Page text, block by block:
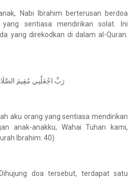
Nabi Ibrahim berterusan berdoa
sentiasa mendirikan solat. Ini
yang direkodkan di dalam al-Quran.
رَبِّ اجْعَلْنِي مُقِيمَ
aku orang yang sentiasa mendirikan
anak-anakku, Wahai Tuhan kami,
Ibrahim: 40)
doa tersebut, terdapat satu